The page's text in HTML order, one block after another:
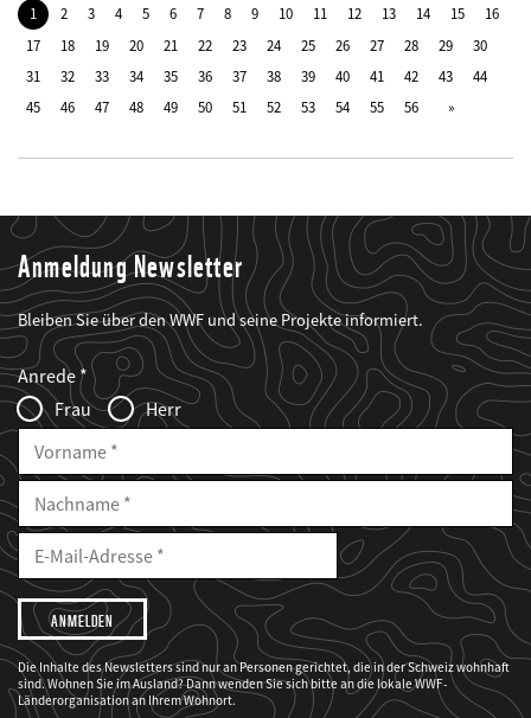
1 2 3 4 5 6 7 8 9 10 11 12 13 14 15
16
17
18 19 20 21 22 23 24 25 26 27 28 29
30
31
32 33 34 35 36 37 38 39 40 41 42 43
44
45
46 47 48 49 50 51 52 53 54 55 56
Anmeldung Newsletter
Bleiben Sie über den WWF und seine Projekte informiert.
Web2Case
Infofelder
Fieldset
anrede_name
Anrede
Frau
Herr
Vorname
Nachname
E-
Mailadresse
E-
Adresse
Ich
möchte,
dass
der
WWF
mich
über
seine
Projekte
Die Inhalte des Newsletters sind nur an Personen gerichtet, die in der Schweiz wohnhaft
sind. Wohnen Sie im Ausland? Dann wenden Sie sich bitte an die lokale WWF-
Länderorganisation an Ihrem Wohnort.